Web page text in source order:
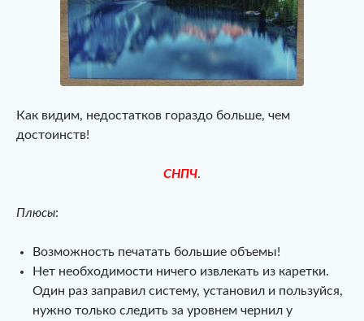
Как видим, недостатков гораздо больше, чем
достоинств!
СНПЧ.
Плюсы:
Возможность печатать большие объемы!
Нет необходимости ничего извлекать из каретки.
Один раз заправил систему, установил и пользуйся,
нужно только следить за уровнем чернил у